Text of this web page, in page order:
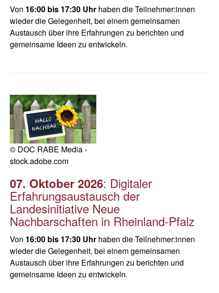
Von 16:00 bis 17:30 Uhr haben die Teilnehmer:innen
wieder die Gelegenheit, bei einem gemeinsamen
Austausch über ihre Erfahrungen zu berichten und
gemeinsame Ideen zu entwickeln.
© DOC RABE Media -
stock.adobe.com
07. Oktober 2026: Digitaler
Erfahrungsaustausch der
Landesinitiative Neue
Nachbarschaften in Rheinland-Pfalz
Von 16:00 bis 17:30 Uhr haben die Teilnehmer:innen
wieder die Gelegenheit, bei einem gemeinsamen
Austausch über ihre Erfahrungen zu berichten und
gemeinsame Ideen zu entwickeln.